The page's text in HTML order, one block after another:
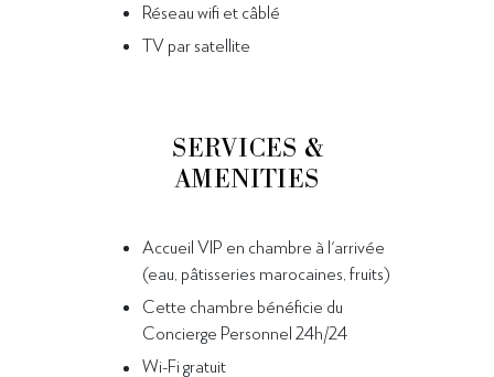
Réseau wifi et câblé
TV par satellite
SERVICES &
AMENITIES
Accueil VIP en chambre à l'arrivée
(eau, pâtisseries marocaines, fruits)
Cette chambre bénéficie du
Concierge Personnel 24h/24
Wi-Fi gratuit